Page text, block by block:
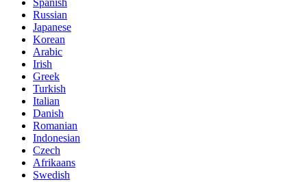
Russian
Japanese
Korean
Arabic
Irish
Greek
Turkish
Italian
Danish
Romanian
Indonesian
Czech
Afrikaans
Swedish